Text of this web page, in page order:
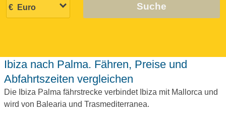
Suche
Ibiza nach Palma. Fähren, Preise und
Abfahrtszeiten vergleichen
Die Ibiza Palma fährstrecke verbindet Ibiza mit Mallorca und
wird von Balearia und Trasmediterranea.